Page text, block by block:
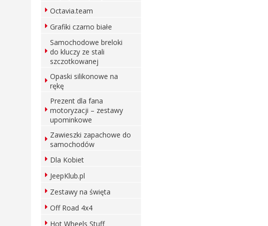
Octavia.team
Grafiki czarno białe
Samochodowe breloki
do kluczy ze stali
szczotkowanej
Opaski silikonowe na
rękę
Prezent dla fana
motoryzacji – zestawy
upominkowe
Zawieszki zapachowe do
samochodów
Dla Kobiet
JeepKlub.pl
Zestawy na święta
Off Road 4x4
Hot Wheels Stuff